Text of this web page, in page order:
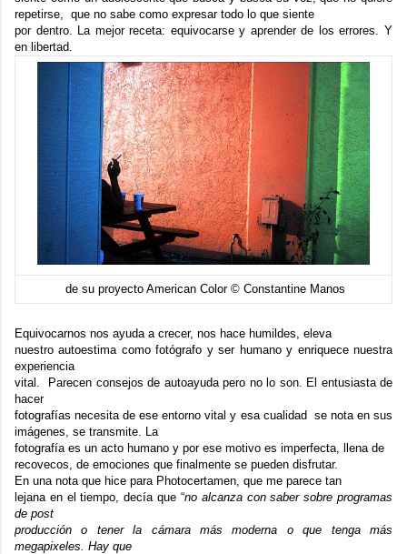
repetirse, que no sabe como expresar todo lo que siente
por dentro. La mejor receta: equivocarse y aprender de los errores. Y
en libertad.
de su proyecto American Color © Constantine Manos
Equivocarnos nos ayuda a crecer, nos hace humildes, eleva
nuestro autoestima como fotógrafo y ser humano y enriquece nuestra
experiencia
vital. Parecen consejos de autoayuda pero no lo son. El entusiasta de
hacer
fotografías necesita de ese entorno vital y esa cualidad se nota en sus
imágenes, se transmite. La
fotografía es un acto humano y por ese motivo es imperfecta, llena de
recovecos, de emociones que finalmente se pueden disfrutar.
En una nota que hice para Photocertamen, que me parece tan
lejana en el tiempo, decía que “no alcanza con saber sobre programas
de post
producción o tener la cámara más moderna o que tenga más
megapixeles. Hay que